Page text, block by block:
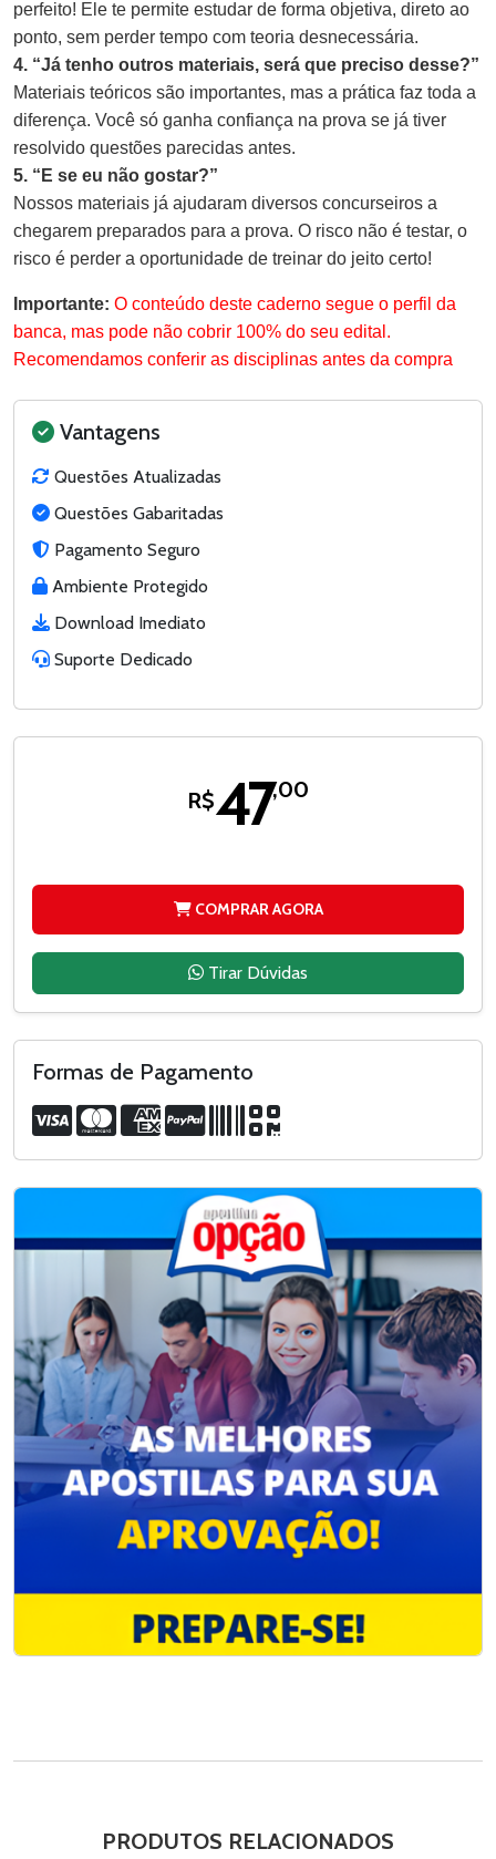
perfeito! Ele te permite estudar de forma objetiva, direto ao
ponto, sem perder tempo com teoria desnecessária.
4. “Já tenho outros materiais, será que preciso desse?”
Materiais teóricos são importantes, mas a prática faz toda a
diferença. Você só ganha confiança na prova se já tiver
resolvido questões parecidas antes.
5. “E se eu não gostar?”
Nossos materiais já ajudaram diversos concurseiros a
chegarem preparados para a prova. O risco não é testar, o
risco é perder a oportunidade de treinar do jeito certo!
Importante: O conteúdo deste caderno segue o perfil da
banca, mas pode não cobrir 100% do seu edital.
Recomendamos conferir as disciplinas antes da compra
Vantagens
Questões Atualizadas
Questões Gabaritadas
Pagamento Seguro
Ambiente Protegido
Download Imediato
Suporte Dedicado
R$47,00
COMPRAR AGORA
Tirar Dúvidas
Formas de Pagamento
PRODUTOS RELACIONADOS